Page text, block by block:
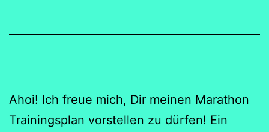
Ahoi! Ich freue mich, Dir meinen Marathon
Trainingsplan vorstellen zu dürfen! Ein